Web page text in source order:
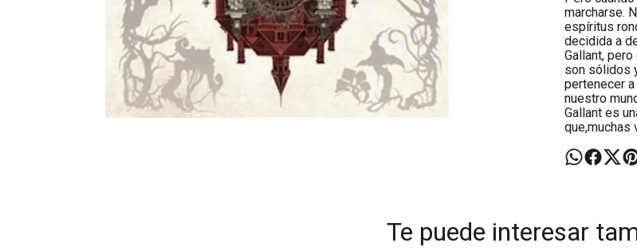
marcharse.
espíritus
decidida a
Gallant,
son sólidos
pertenecer
nuestro
Gallant es
que,muchas
Te puede interesar